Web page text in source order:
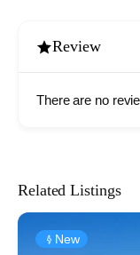
Review
There are no
Related Listings
New